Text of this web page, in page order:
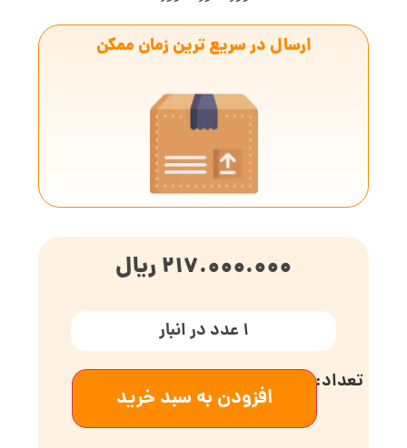
ارسال در سریع ترین زمان ممکن
217.000.000 ریال
1 عدد در انبار
افزودن به سبد خرید